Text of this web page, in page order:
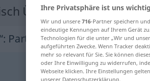
Übersetzung
: Partizip Perfekt
Ihre Privatsphäre ist uns wichtig
Wir und unsere 716-Partner speichern
eindeutige Kennungen auf Ihrem Gerät
Technologien für die unter „Wir und
aufgeführten Zwecke. Wenn Tracker
mehr so relevant für Sie. Sie können
oder Ihre Einwilligung zu widerrufen,
Webseite klicken. Ihre Einstellungen
unserer Datenschutzerklärung.